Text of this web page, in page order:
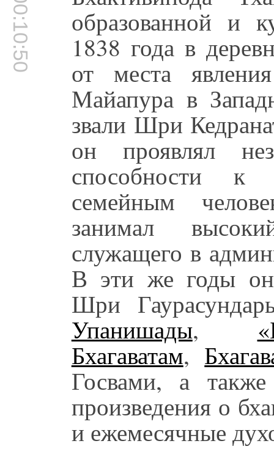
00:10:50 образованной и
1838 года в
от места
Майапура в
звали Шри
он проявлял
способности к
семейным
занимал
служащего в
В эти же годы он
Шри
Упанишады,
Бхагаватам,
Госвами, а также
произведения о
и ежемесячные